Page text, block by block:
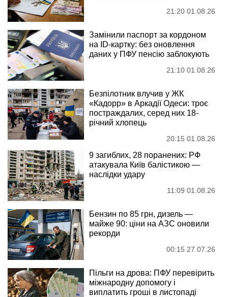
21:20 01.08.26
Замінили паспорт за кордоном
на ID-картку: без оновлення
даних у ПФУ пенсію заблокують
21:10 01.08.26
Безпілотник влучив у ЖК
«Кадорр» в Аркадії Одеси: троє
постраждалих, серед них 18-
річний хлопець
20:15 01.08.26
9 загиблих, 28 поранених: РФ
атакувала Київ балістикою —
наслідки удару
11:09 01.08.26
Бензин по 85 грн, дизель —
майже 90: ціни на АЗС оновили
рекорди
00:15 27.07.26
Пільги на дрова: ПФУ перевірить
міжнародну допомогу і
виплатить гроші в листопаді